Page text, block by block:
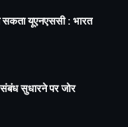
सकता यूएनएससी : भारत
सुधारने पर जोर